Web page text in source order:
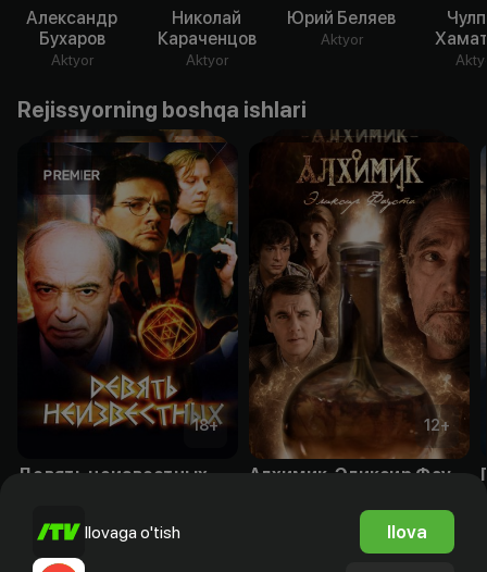
Александр
Бухаров
Aktyor
Николай
Караченцов
Aktyor
Юрий Беляев
Aktyor
Rejissyorning boshqa ishlari
18+
Девять неизвестных
12+
Ilovaga o'tish Ilova